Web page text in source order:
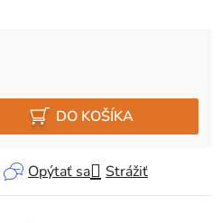
DO KOŠÍKA
Opýtať sa Strážiť